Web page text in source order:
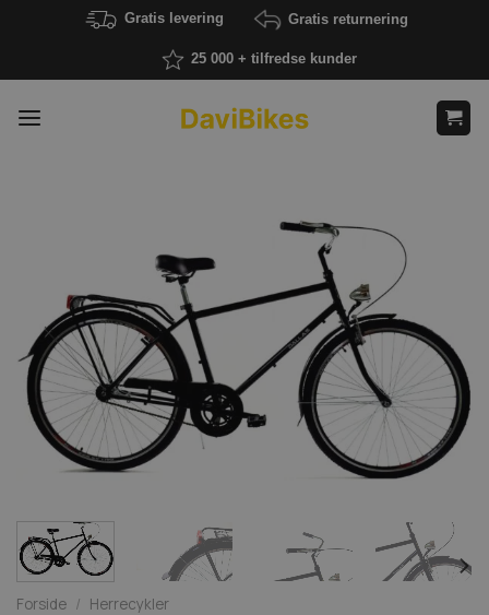
Gratis levering Gratis returnering
25 000 + tilfredse kunder
Forside / Herrecykler